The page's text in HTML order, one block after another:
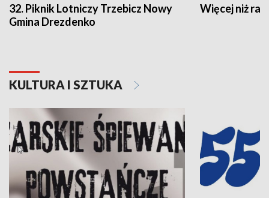
32. Piknik Lotniczy Trzebicz Nowy
Gmina Drezdenko
Więcej niż rajd
KULTURA I SZTUKA